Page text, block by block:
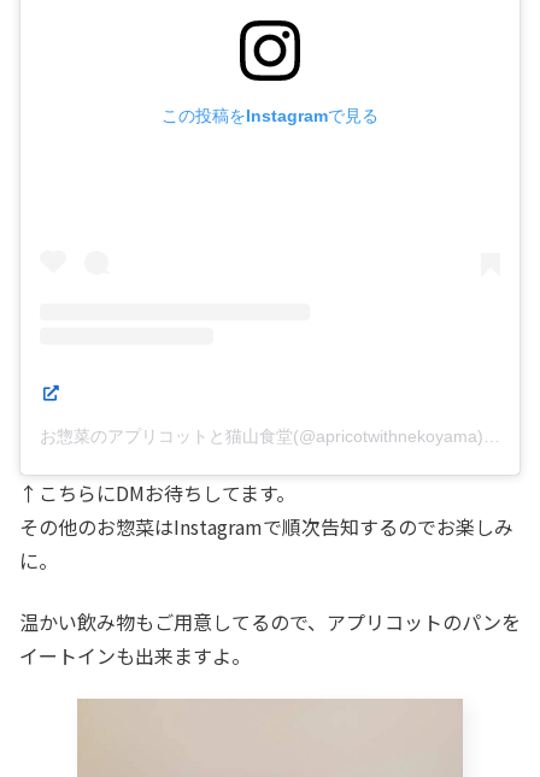
この投稿をInstagramで見る
お惣菜のアプリコットと猫山食堂(@apricotwithnekoyama)がシェアした投稿
↑こちらにDMお待ちしてます。
その他のお惣菜はInstagramで順次告知するのでお楽しみ
に。
温かい飲み物もご用意してるので、アプリコットのパンを
イートインも出来ますよ。